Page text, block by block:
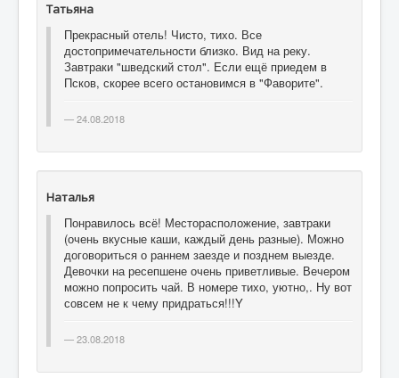
Татьяна
Прекрасный отель! Чисто, тихо. Все
достопримечательности близко. Вид на реку.
Завтраки "шведский стол". Если ещё приедем в
Псков, скорее всего остановимся в "Фаворите".
24.08.2018
Наталья
Понравилось всё! Месторасположение, завтраки
(очень вкусные каши, каждый день разные). Можно
договориться о раннем заезде и позднем выезде.
Девочки на ресепшене очень приветливые. Вечером
можно попросить чай. В номере тихо, уютно,. Ну вот
совсем не к чему придраться!!!Y
23.08.2018